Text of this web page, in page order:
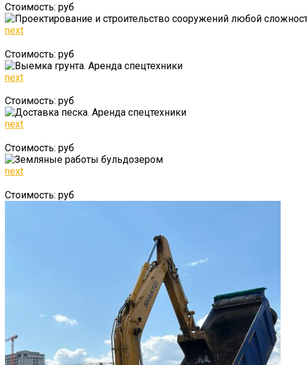
Стоимость: руб
next
Стоимость: руб
next
Стоимость: руб
next
Стоимость: руб
next
Стоимость: руб